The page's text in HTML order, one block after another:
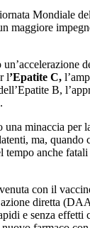
Mondiale
maggiore
l’Epatite C,
B,
.
una minaccia per
ma, quando
tempo anche fatali
con il
diretta
e senza effetti